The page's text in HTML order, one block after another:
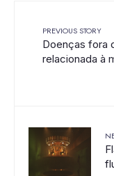
PREVIOUS STORY
Doenças fora
relacionada à